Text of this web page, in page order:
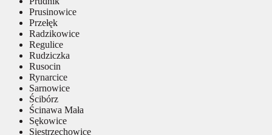
Prusinowice
Przełęk
Radzikowice
Regulice
Rudziczka
Rusocin
Rynarcice
Sarnowice
Ścibórz
Ścinawa Mała
Sękowice
Siestrzechowice